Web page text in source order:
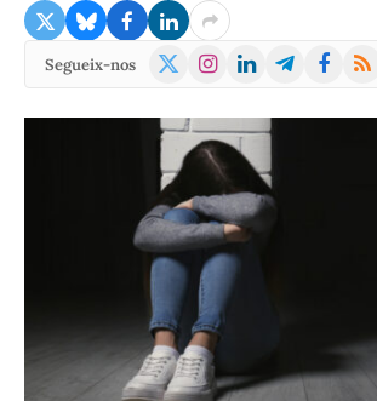
Segueix-nos
X
Instagram
LinkedInTelegramFacebook
RSS